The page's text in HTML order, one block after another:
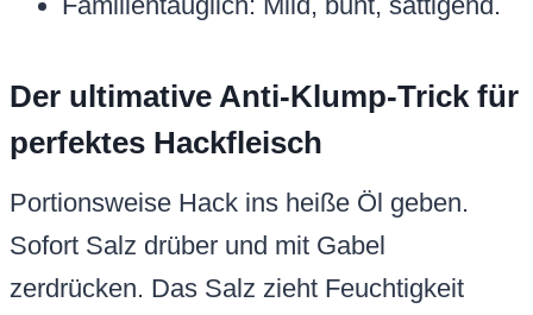
Der ultimative Anti-Klump-Trick für
perfektes Hackfleisch
Portionsweise Hack ins heiße Öl geben.
Sofort Salz drüber und mit Gabel
zerdrücken. Das Salz zieht Feuchtigkeit